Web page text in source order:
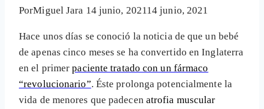
PorMiguel Jara 14 junio, 202114 junio, 2021
Hace unos días se conoció la noticia de que un bebé
de apenas cinco meses se ha convertido en Inglaterra
en el primerpaciente tratado con un fármaco
“revolucionario”. Éste prolonga potencialmente la
vida de menores que padecen atrofia muscular